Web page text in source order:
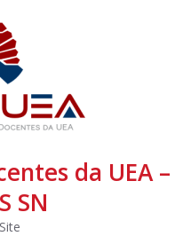
da UEA –
SN